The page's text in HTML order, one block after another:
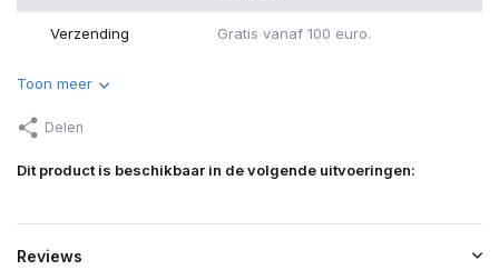
Verzending Gratis vanaf 100 euro.
Toon meer
Delen
Dit product is beschikbaar in de volgende uitvoeringen:
Reviews